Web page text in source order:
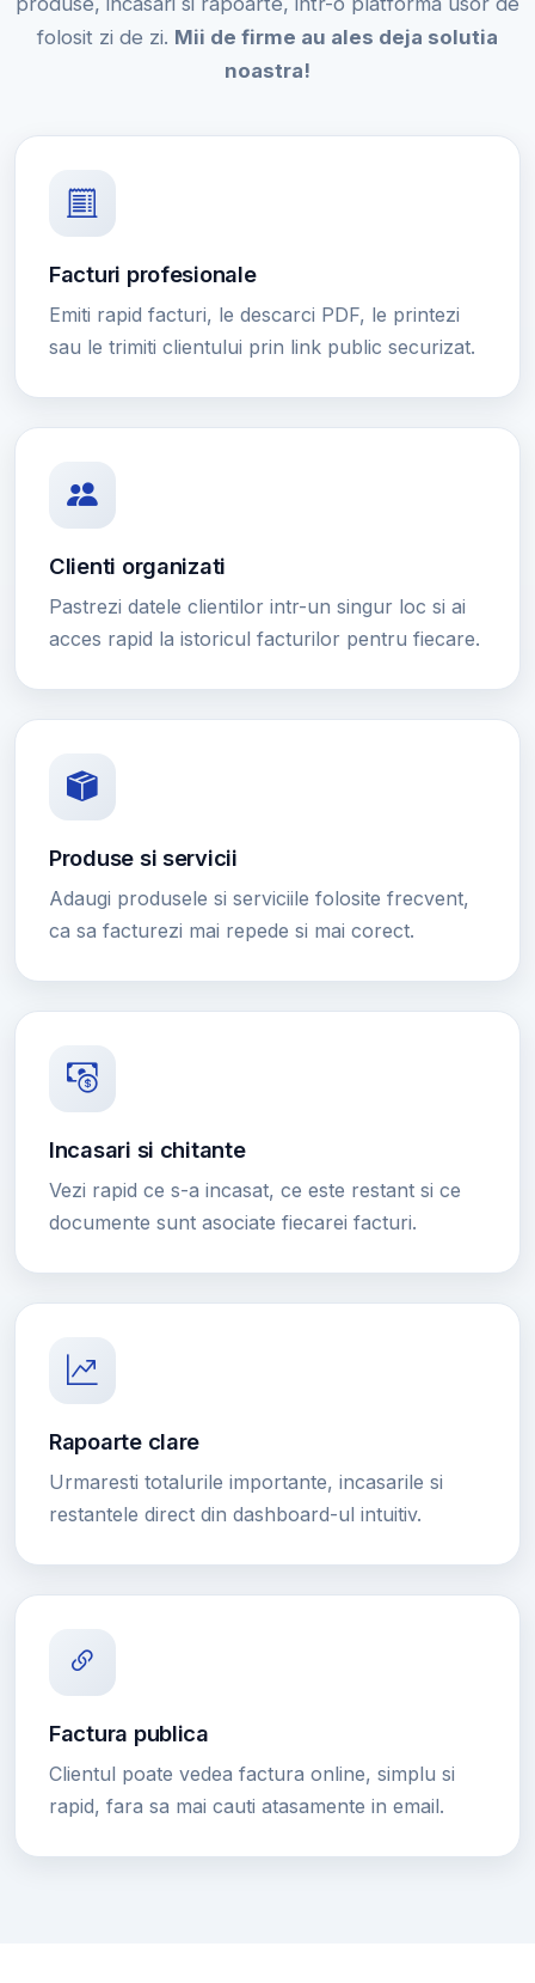
folosit zi de zi. Mii de firme au ales deja solutia
noastra!
Facturi profesionale
Emiti rapid facturi, le descarci PDF, le printezi
sau le trimiti clientului prin link public securizat.
Clienti organizati
Pastrezi datele clientilor intr-un singur loc si ai
acces rapid la istoricul facturilor pentru fiecare.
Produse si servicii
Adaugi produsele si serviciile folosite frecvent,
ca sa facturezi mai repede si mai corect.
Incasari si chitante
Vezi rapid ce s-a incasat, ce este restant si ce
documente sunt asociate fiecarei facturi.
Rapoarte clare
Urmaresti totalurile importante, incasarile si
restantele direct din dashboard-ul intuitiv.
Factura publica
Clientul poate vedea factura online, simplu si
rapid, fara sa mai cauti atasamente in email.